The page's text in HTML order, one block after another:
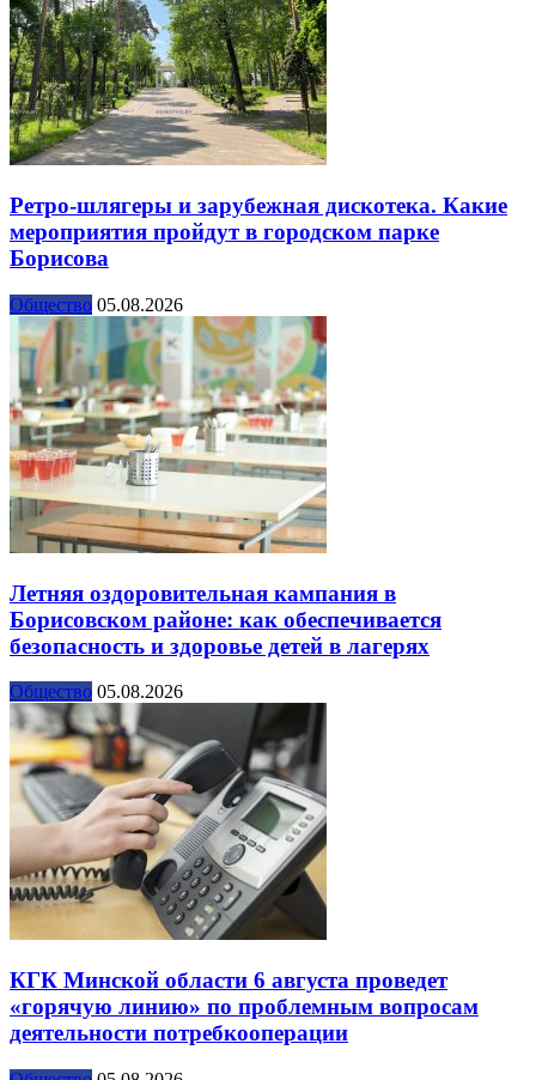
Ретро-шлягеры и зарубежная дискотека. Какие
мероприятия пройдут в городском парке
Борисова
Общество 05.08.2026
Летняя оздоровительная кампания в
Борисовском районе: как обеспечивается
безопасность и здоровье детей в лагерях
Общество 05.08.2026
КГК Минской области 6 августа проведет
«горячую линию» по проблемным вопросам
деятельности потребкооперации